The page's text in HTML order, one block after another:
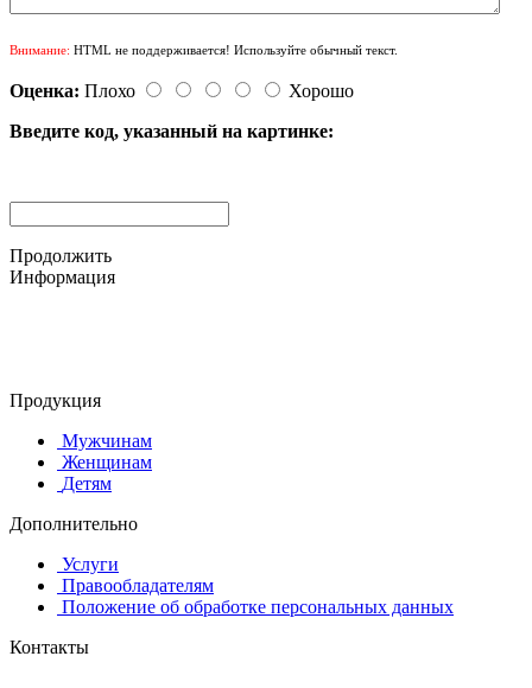
Внимание: HTML не поддерживается! Используйте обычный текст.
Оценка: Плохо
Хорошо
Введите код, указанный на картинке:
Продолжить
Информация
Продукция
Мужчинам
Женщинам
Детям
Дополнительно
Услуги
Правообладателям
Положение об обработке персональных данных
Контакты